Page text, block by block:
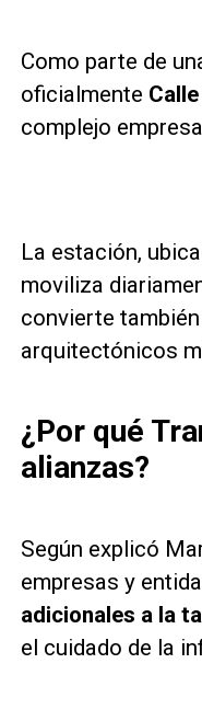
Como parte de
oficialmente
complejo
La estación,
moviliza
convierte
arquitectónicos
¿Por qué
alianzas?
Según explicó
empresas y
adicionales a la
el cuidado de la